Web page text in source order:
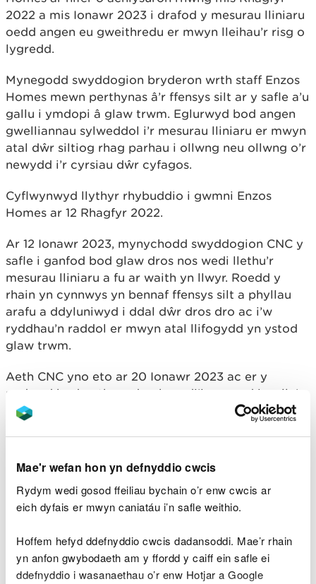
Mae'r wefan hon yn defnyddio cwcis
Rydym wedi gosod ffeiliau bychain o’r enw cwcis ar
eich dyfais er mwyn caniatáu i’n safle weithio.
Hoffem hefyd ddefnyddio cwcis dadansoddi. Mae’r rhain
yn anfon gwybodaeth am y ffordd y caiff ein safle ei
ddefnyddio i wasanaethau o’r enw Hotjar a Google
2022 a mis Ionawr 2023 i drafod y mesurau lliniaru
oedd angen eu gweithredu er mwyn lleihau’r risg o
lygredd.
Mynegodd swyddogion bryderon wrth staff Enzos
Homes mewn perthynas â’r ffensys silt ar y safle a’u
gallu i ymdopi â glaw trwm. Eglurwyd bod angen
gwelliannau sylweddol i’r mesurau lliniaru er mwyn
atal dŵr siltiog rhag parhau i ollwng neu ollwng o’r
newydd i’r cyrsiau dŵr cyfagos.
Cyflwynwyd llythyr rhybuddio i gwmni Enzos
Homes ar 12 Rhagfyr 2022.
Ar 12 Ionawr 2023, mynychodd swyddogion CNC y
safle i ganfod bod glaw dros nos wedi llethu’r
mesurau lliniaru a fu ar waith yn llwyr. Roedd y
rhain yn cynnwys yn bennaf ffensys silt a phyllau
arafu a ddyluniwyd i ddal dŵr dros dro ac i’w
ryddhau’n raddol er mwyn atal llifogydd yn ystod
glaw trwm.
Aeth CNC yno eto ar 20 Ionawr 2023 ac er y
nodwyd bod peth ymdrech wedi’i gwneud i wella’r
mesurau lliniaru, roedd pryderon o hyd am y swmp
o silt y tu ôl i ffensys, ac na fyddai’r mesurau’n
Yn ystod ymweliad dilynol â’r safle ar 13 Mawrth,
gwelwyd bod y matiau silt eisoes yn llawn silt ac
felly nad oeddent yn tynnu unrhyw silt o’r dwr wrth
dal i fynd i Geunant Dowlais. Aseswyd nad oedd y
mesurau lliniaru yn gallu ymdopi.